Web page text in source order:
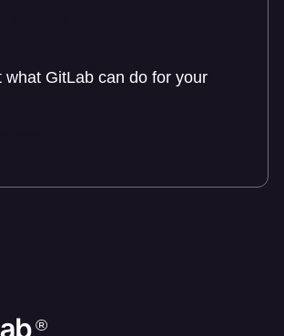
what GitLab can do for your
®